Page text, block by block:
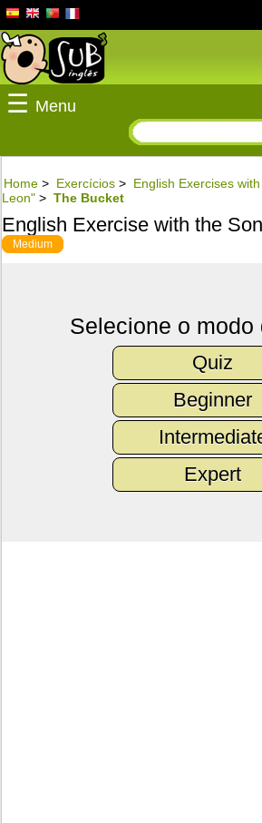
☰ Menu
Home > Exercícios > English Exercises
Leon" > The Bucket
English Exercise with the
Medium
Selecione o modo
Quiz
Beginner
Expert